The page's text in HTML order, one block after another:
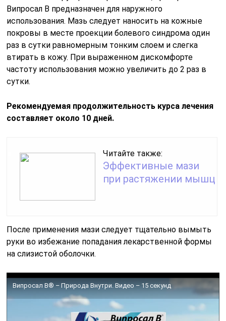
Випросал В предназначен для наружного
использования. Мазь следует наносить на кожные
покровы в месте проекции болевого синдрома один
раз в сутки равномерным тонким слоем и слегка
втирать в кожу. При выраженном дискомфорте
частоту использования можно увеличить до 2 раз в
сутки.
Рекомендуемая продолжительность курса лечения
составляет около 10 дней.
Читайте также:
Эффективные мази
при растяжении мышц
После применения мази следует тщательно вымыть
руки во избежание попадания лекарственной формы
на слизистой оболочки.
Випросал В® – Природа Внутри. Видео – 15 секунд